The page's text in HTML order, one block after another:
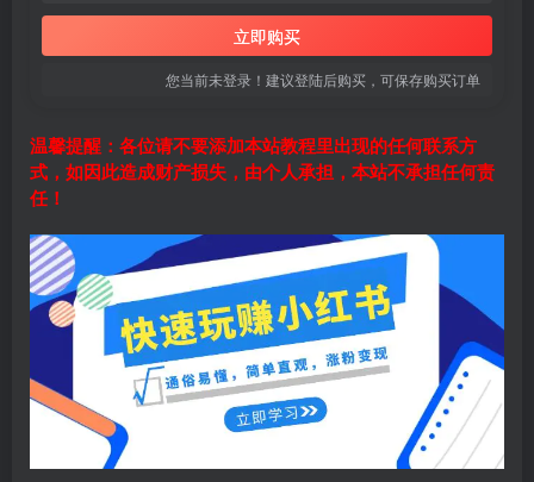
立即购买
您当前未登录！建议登陆后购买，可保存购买订单
温馨提醒：各位请不要添加本站教程里出现的任何联系方
式，如因此造成财产损失，由个人承担，本站不承担任何责
任！